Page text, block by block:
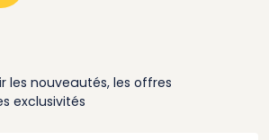
les nouveautés, les offres
exclusivités